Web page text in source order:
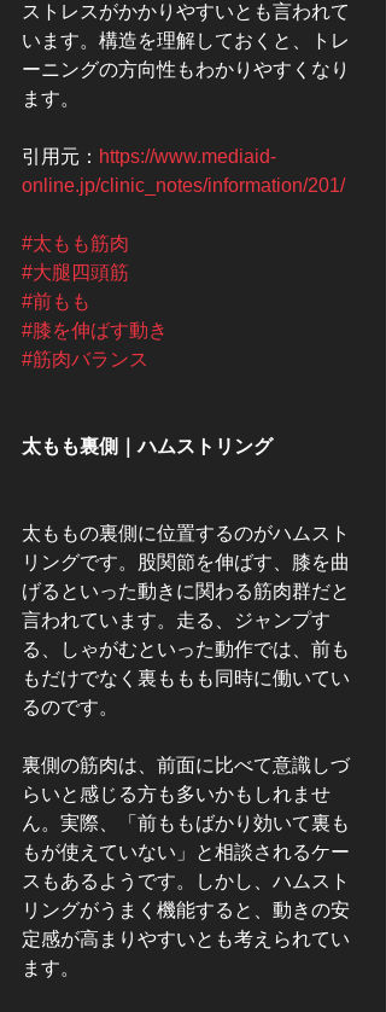
ストレスがかかりやすいとも言われて
います。構造を理解しておくと、トレ
ーニングの方向性もわかりやすくなり
ます。
引用元： https://www.mediaid-
online.jp/clinic_notes/information/201/
#太もも筋肉
#大腿四頭筋
#前もも
#膝を伸ばす動き
#筋肉バランス
太もも裏側｜ハムストリング
太ももの裏側に位置するのがハムスト
リングです。股関節を伸ばす、膝を曲
げるといった動きに関わる筋肉群だと
言われています。走る、ジャンプす
る、しゃがむといった動作では、前も
もだけでなく裏ももも同時に働いてい
るのです。
裏側の筋肉は、前面に比べて意識しづ
らいと感じる方も多いかもしれませ
ん。実際、「前ももばかり効いて裏も
もが使えていない」と相談されるケー
スもあるようです。しかし、ハムスト
リングがうまく機能すると、動きの安
定感が高まりやすいとも考えられてい
ます。